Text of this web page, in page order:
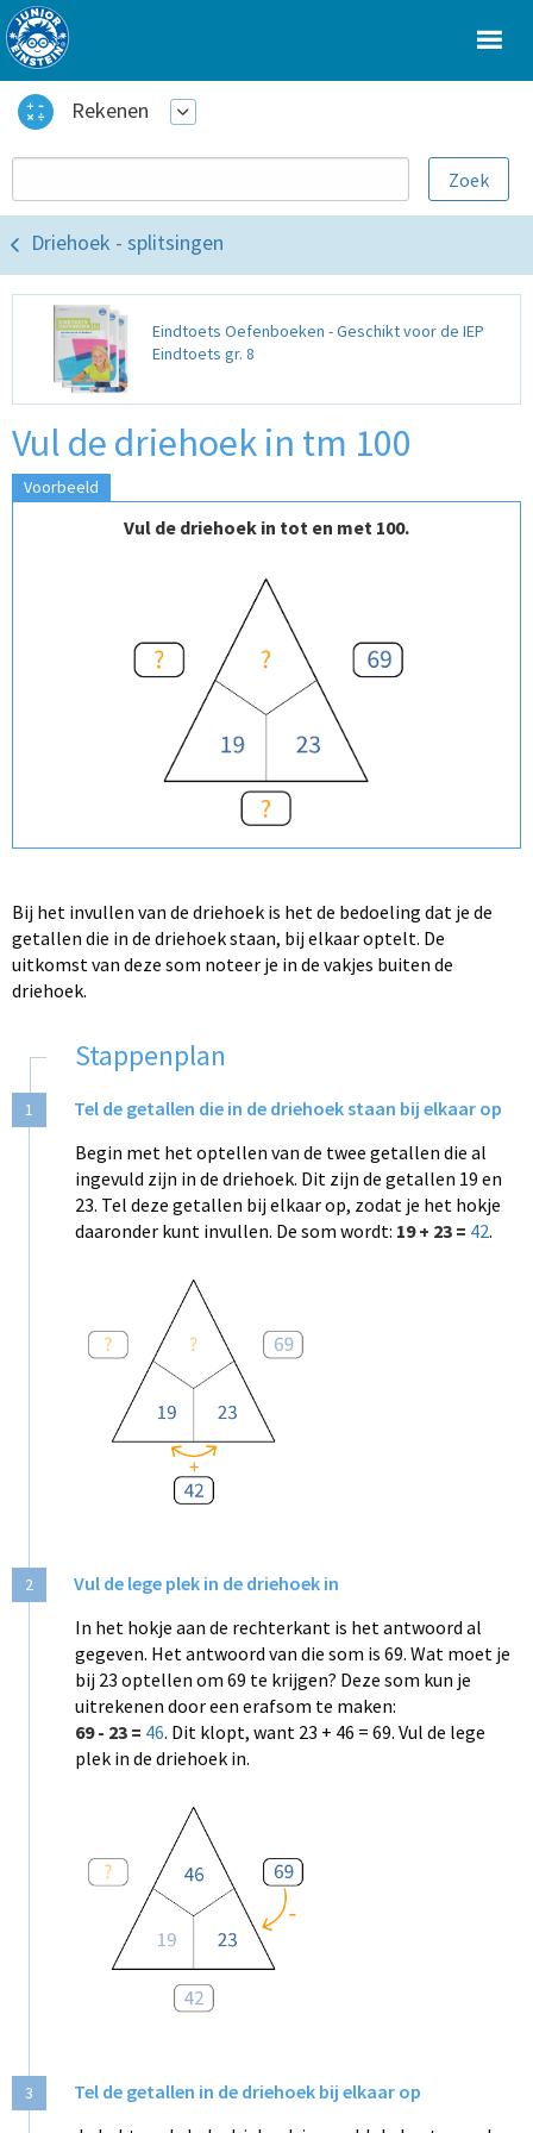
Rekenen
Driehoek - splitsingen
Eindtoets Oefenboeken - Geschikt voor de IEP
Eindtoets gr. 8
Vul de driehoek in tm 100
Voorbeeld
Vul de driehoek in tot en met 100.
Bij het invullen van de driehoek is het de bedoeling dat je de
getallen die in de driehoek staan, bij elkaar optelt. De
uitkomst van deze som noteer je in de vakjes buiten de
driehoek.
Stappenplan
1
Tel de getallen die in de driehoek staan bij elkaar op
Begin met het optellen van de twee getallen die al
ingevuld zijn in de driehoek. Dit zijn de getallen 19 en
23. Tel deze getallen bij elkaar op, zodat je het hokje
daaronder kunt invullen. De som wordt: 19 + 23 = 42.
2
Vul de lege plek in de driehoek in
In het hokje aan de rechterkant is het antwoord al
gegeven. Het antwoord van die som is 69. Wat moet je
bij 23 optellen om 69 te krijgen? Deze som kun je
uitrekenen door een erafsom te maken:
69 - 23 = 46. Dit klopt, want 23 + 46 = 69. Vul de lege
plek in de driehoek in.
3
Tel de getallen in de driehoek bij elkaar op